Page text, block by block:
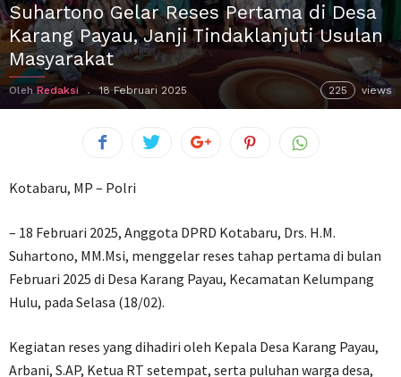
Suhartono Gelar Reses Pertama di Desa
Karang Payau, Janji Tindaklanjuti Usulan
Masyarakat
Oleh Redaksi 18 Februari 2025 225 views
Kotabaru, MP – Polri
– 18 Februari 2025, Anggota DPRD Kotabaru, Drs. H.M.
Suhartono, MM.Msi, menggelar reses tahap pertama di bulan
Februari 2025 di Desa Karang Payau, Kecamatan Kelumpang
Hulu, pada Selasa (18/02).
Kegiatan reses yang dihadiri oleh Kepala Desa Karang Payau,
Arbani, S.AP, Ketua RT setempat, serta puluhan warga desa,